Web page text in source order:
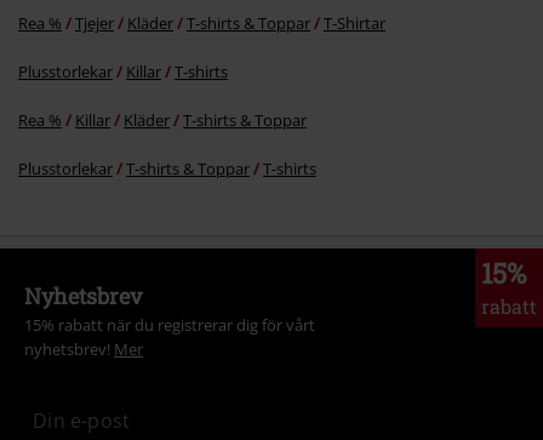
Rea % Tjejer Kläder T-shirts & Toppar T-Shirtar
Plusstorlekar Killar T-shirts
Rea % Killar Kläder T-shirts & Toppar
Plusstorlekar T-shirts & Toppar T-shirts
15%
rabatt
Nyhetsbrev
15% rabatt när du registrerar dig för vårt
nyhetsbrev! Mer